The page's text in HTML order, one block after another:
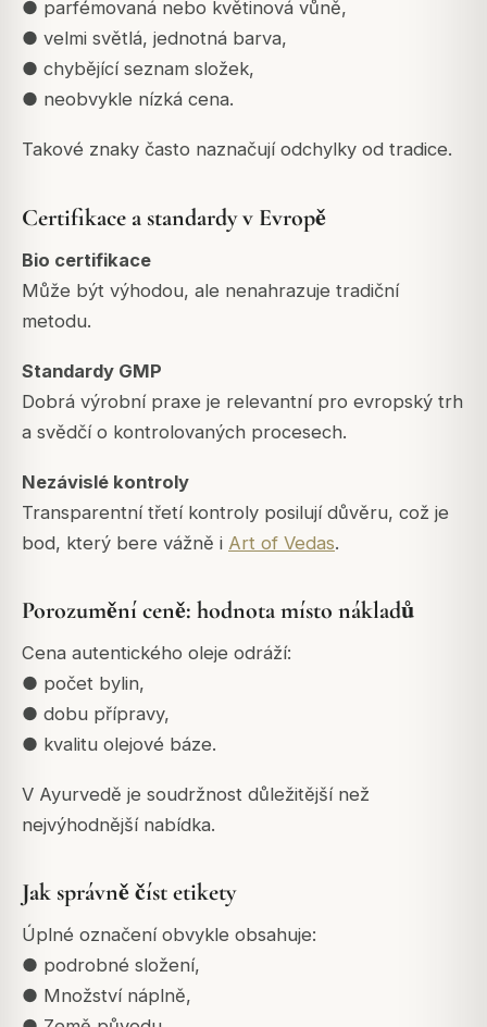
● parfémovaná nebo květinová vůně,
● velmi světlá, jednotná barva,
● chybějící seznam složek,
● neobvykle nízká cena.
Takové znaky často naznačují odchylky od tradice.
Certifikace a standardy v Evropě
Bio certifikace
Může být výhodou, ale nenahrazuje tradiční
metodu.
Standardy GMP
Dobrá výrobní praxe je relevantní pro evropský trh
a svědčí o kontrolovaných procesech.
Nezávislé kontroly
Transparentní třetí kontroly posilují důvěru, což je
bod, který bere vážně i Art of Vedas.
Porozumění ceně: hodnota místo nákladů
Cena autentického oleje odráží:
● počet bylin,
● dobu přípravy,
● kvalitu olejové báze.
V Ayurvedě je soudržnost důležitější než
nejvýhodnější nabídka.
Jak správně číst etikety
Úplné označení obvykle obsahuje:
● podrobné složení,
● Množství náplně,